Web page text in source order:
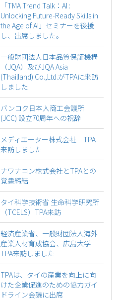
「TMA Trend Talk：AI :
Unlocking Future-Ready Skills in
the Age of AI」セミナーを後援
し、出席しました。
一般財団法人日本品質保証機構
（JQA）及びJQA Asia
(Thailland) Co.,Ltd.がTPAに来訪
しました
バンコク日本人商工会議所
(JCC) 設立70周年への祝辞
メディエーター株式会社 TPA
来訪しました
ナワナコン株式会社とTPAとの
覚書締結
タイ科学技術省 生命科学研究所
（TCELS）TPA来訪
経済産業省、一般財団法人海外
産業人材育成協会、広島大学
TPA来訪しました
TPAは、タイの産業を向上に向
けた企業促進のための協力ガイ
ドライン会議に出席